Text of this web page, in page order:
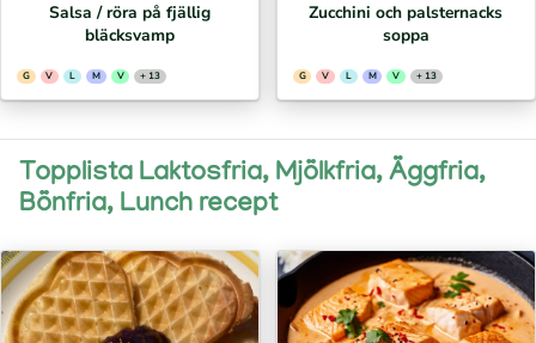
Salsa / röra på fjällig
bläcksvamp
G V L M V + 13
Zucchini och palsternacks
soppa
G V L M V + 13
Topplista Laktosfria, Mjölkfria, Äggfria,
Bönfria, Lunch recept